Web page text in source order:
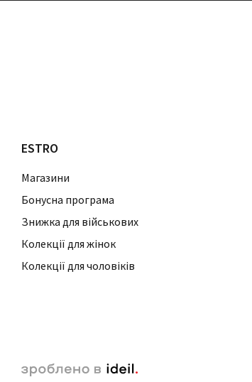
ESTRO
Магазини
Бонусна програма
Знижка для військових
Колекції для жінок
Колекції для чоловіків